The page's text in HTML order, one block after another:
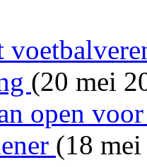
(20 mei
open
(18